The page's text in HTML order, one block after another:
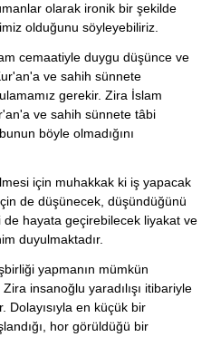
olarak ironik bir şekilde
olduğunu söyleyebiliriz.
cemaatiyle duygu düşünce ve
ve sahih sünnete
gerekir. Zira İslam
ve sahih sünnete tâbi
böyle olmadığını
için muhakkak ki iş yapacak
de düşünecek, düşündüğünü
hayata geçirebilecek liyakat ve
duyulmaktadır.
yapmanın mümkün
insanoğlu yaradılışı itibariyle
Dolayısıyla en küçük bir
hor görüldüğü bir